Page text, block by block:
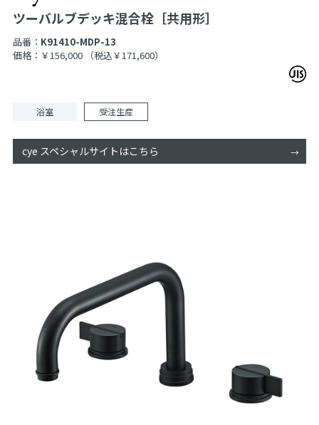
ツーバルブデッキ混合栓［共用形］
品番： K91410-MDP-13
価格：￥156,000
（税込￥171,600）
浴室 受注生産
cye スペシャルサイトはこちら